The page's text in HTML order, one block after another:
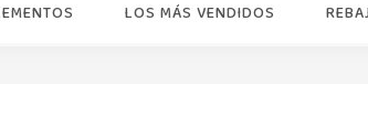
LOS MÁS VENDIDOS